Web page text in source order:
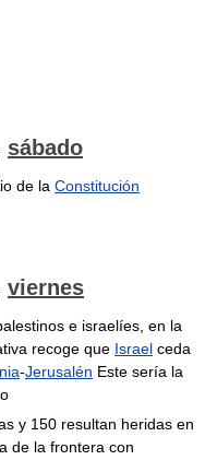
sábado
de la Constitución
viernes
e israelíes, en la
recoge que Israel ceda
-Jerusalén Este sería la
y 150 resultan heridas en
de la frontera con